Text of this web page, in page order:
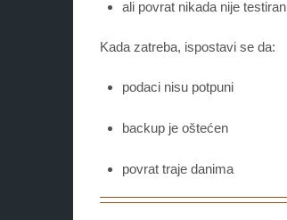
ali povrat nikada nije testiran
Kada zatreba, ispostavi se da:
podaci nisu potpuni
backup je oštećen
povrat traje danima